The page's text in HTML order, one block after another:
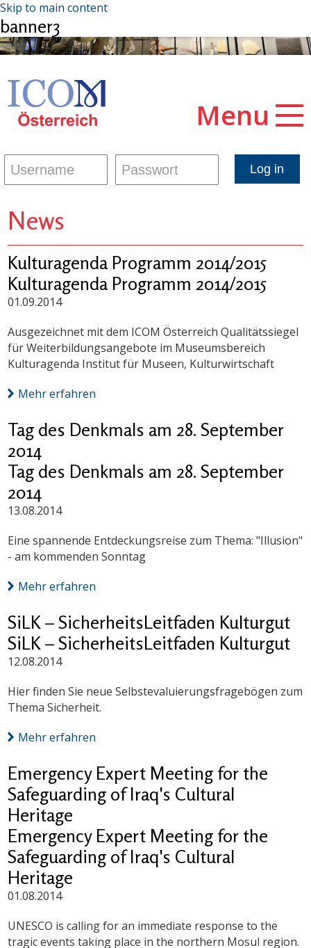
Skip to main content
banner3
Menu
News
Kulturagenda Programm 2014/2015
Kulturagenda Programm 2014/2015
01.09.2014
Ausgezeichnet mit dem ICOM Österreich Qualitätssiegel
für Weiterbildungsangebote im Museumsbereich
Kulturagenda Institut für Museen, Kulturwirtschaft
Mehr erfahren
Tag des Denkmals am 28. September
2014
Tag des Denkmals am 28. September
2014
13.08.2014
Eine spannende Entdeckungsreise zum Thema: "Illusion"
- am kommenden Sonntag
Mehr erfahren
SiLK – SicherheitsLeitfaden Kulturgut
SiLK – SicherheitsLeitfaden Kulturgut
12.08.2014
Hier finden Sie neue Selbstevaluierungsfragebögen zum
Thema Sicherheit.
Mehr erfahren
Emergency Expert Meeting for the
Safeguarding of Iraq's Cultural
Heritage
Emergency Expert Meeting for the
Safeguarding of Iraq's Cultural
Heritage
01.08.2014
UNESCO is calling for an immediate response to the
tragic events taking place in the northern Mosul region.